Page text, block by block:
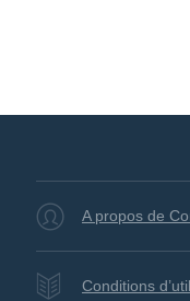
A propos de
Conditions